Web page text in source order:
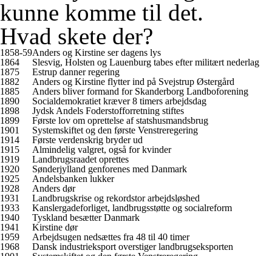
kunne komme til det.
Hvad skete der?
1858-59Anders og Kirstine ser dagens lys
1864
Slesvig, Holsten og Lauenburg tabes efter militært nederlag
1875
Estrup danner regering
1882
Anders og Kirstine flytter ind på Svejstrup Østergård
1885
Anders bliver formand for Skanderborg Landboforening
1890
Socialdemokratiet kræver 8 timers arbejdsdag
1898
Jydsk Andels Foderstofforretning stiftes
1899
Første lov om oprettelse af statshusmandsbrug
1901
Systemskiftet og den første Venstreregering
1914
Første verdenskrig bryder ud
1915
Almindelig valgret, også for kvinder
1919
Landbrugsraadet oprettes
1920
Sønderjylland genforenes med Danmark
1925
Andelsbanken lukker
1928
Anders dør
1931
Landbrugskrise og rekordstor arbejdsløshed
1933
Kanslergadeforliget, landbrugsstøtte og socialreform
1940
Tyskland besætter Danmark
1941
Kirstine dør
1959
Arbejdsugen nedsættes fra 48 til 40 timer
1968
Dansk industrieksport overstiger landbrugseksporten